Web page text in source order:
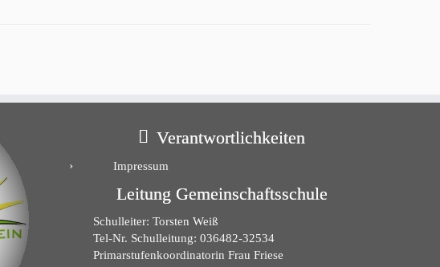
Verantwortlichkeiten
Impressum
Leitung Gemeinschaftsschule
Schulleiter: Torsten Weiß
Tel-Nr. Schulleitung: 036482-32534
Primarstufenkoordinatorin Frau Friese